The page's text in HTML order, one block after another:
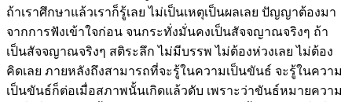
ถ้าเราศึกษาแล้วเราก็รู้เลย ไม่เป็นเหตุเป็นผลเลย ปัญญาต้องมา
จากการฟังเข้าใจก่อน จนกระทั่งมั่นคงเป็นสัจจญาณจริงๆ ถ้า
เป็นสัจจญาณจริงๆ สติระลึก ไม่มีบรรพ ไม่ต้องห่วงเลย ไม่ต้อง
คิดเลย ภายหลังถึงสามารถที่จะรู้ในความเป็นขันธ์ จะรู้ในความ
เป็นขันธ์ก็ต่อเมื่อสภาพนั้นเกิดแล้วดับ เพราะว่าขันธ์หมายความ